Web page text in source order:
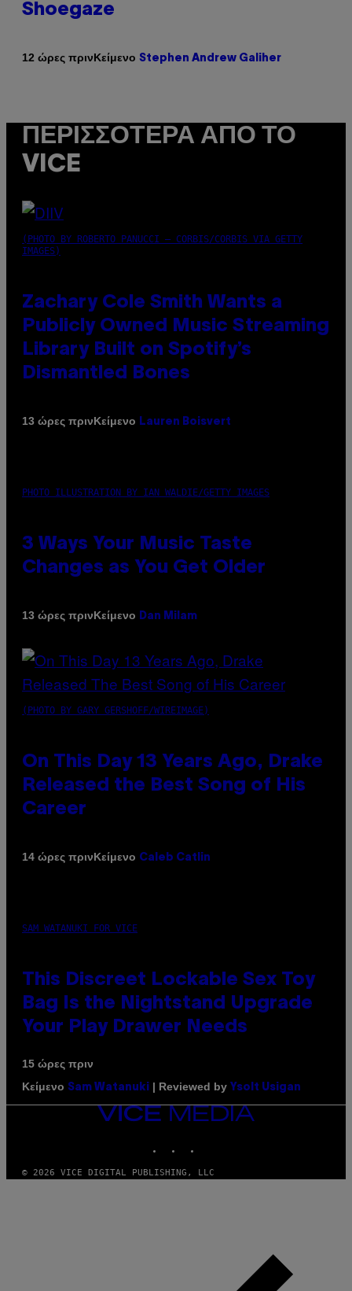
Shoegaze
12 ώρες πρινΚείμενο Stephen Andrew Galiher
ΠΕΡΙΣΣΌΤΕΡΑ ΑΠΌ ΤΟ
VICE
(PHOTO BY ROBERTO PANUCCI – CORBIS/CORBIS VIA GETTY
IMAGES)
Zachary Cole Smith Wants a
Publicly Owned Music Streaming
Library Built on Spotify’s
Dismantled Bones
13 ώρες πρινΚείμενο Lauren Boisvert
PHOTO ILLUSTRATION BY IAN WALDIE/GETTY IMAGES
3 Ways Your Music Taste
Changes as You Get Older
13 ώρες πρινΚείμενο Dan Milam
(PHOTO BY GARY GERSHOFF/WIREIMAGE)
On This Day 13 Years Ago, Drake
Released the Best Song of His
Career
14 ώρες πρινΚείμενο Caleb Catlin
SAM WATANUKI FOR VICE
This Discreet Lockable Sex Toy
Bag Is the Nightstand Upgrade
Your Play Drawer Needs
15 ώρες πριν
Κείμενο Sam Watanuki | Reviewed by Ysolt Usigan
VICE
MEDIA
© 2026 VICE DIGITAL PUBLISHING, LLC